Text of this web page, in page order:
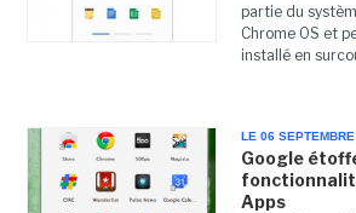
partie du
Chrome OS et
installé en
LE 06
Google
Apps